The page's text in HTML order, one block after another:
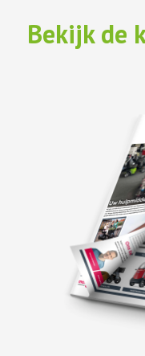
Bekijk de